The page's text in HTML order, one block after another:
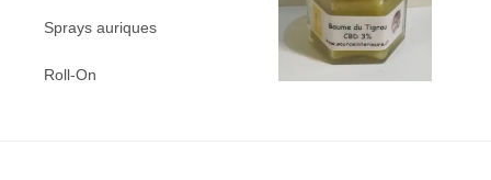
Sprays auriques
Roll-On